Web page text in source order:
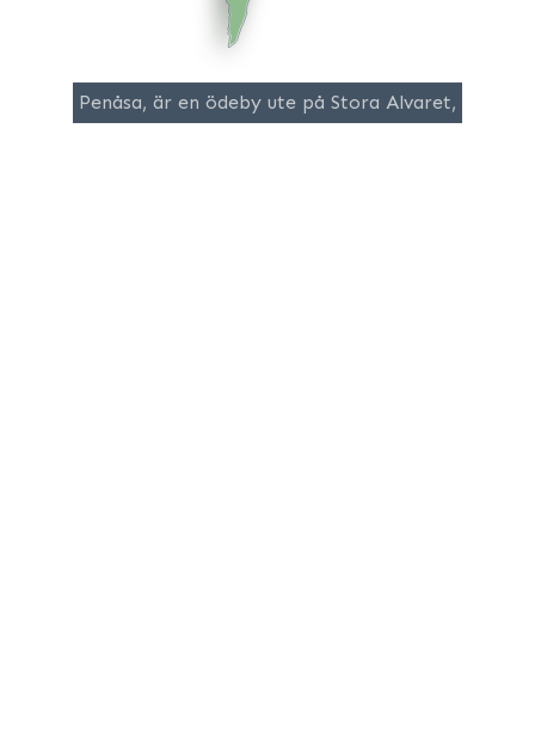
Penåsa, är en ödeby ute på Stora Alvaret,